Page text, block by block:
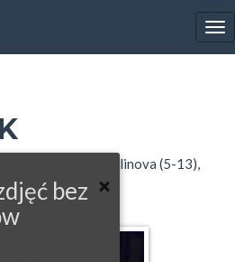
(1-4), Eva Malinova (5-13),
bez